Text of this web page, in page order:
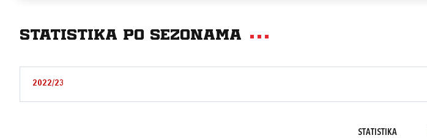
Statistika po sezonama
2022/23
STATISTIKA